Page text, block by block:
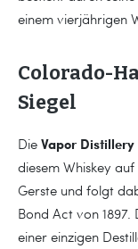
einem vierjährigen
Colorado-
Siegel
Die Vapor Distillery
diesem Whiskey
Gerste und folgt
Bond Act von
einer einzigen